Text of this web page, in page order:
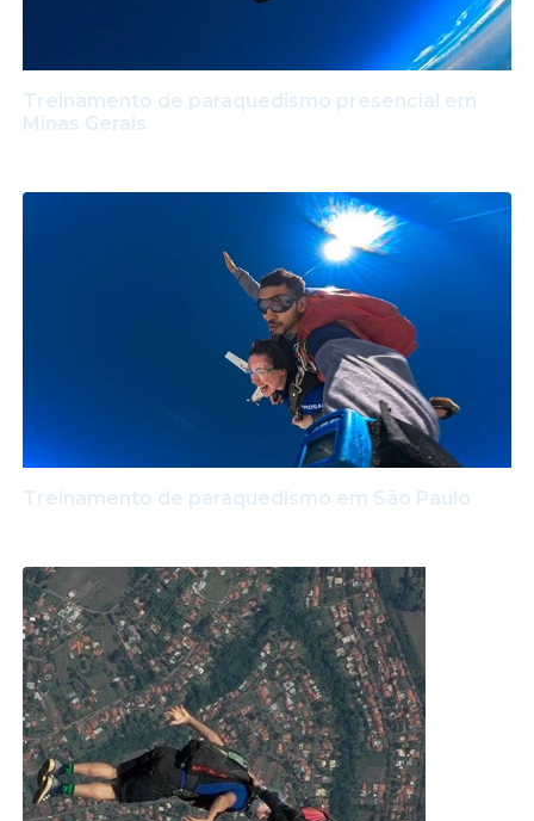
Treinamento de paraquedismo presencial em
Minas Gerais
Treinamento de paraquedismo em São Paulo